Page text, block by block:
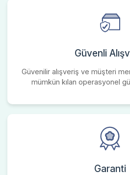
Güvenli
Güvenilir alışveriş ve müşteri
mümkün kılan operasyonel
Garanti